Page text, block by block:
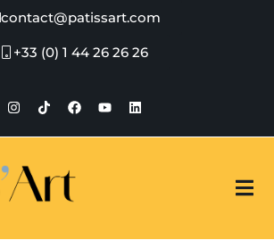
contact@patissart.com
+33 (0) 1 44 26 26 26